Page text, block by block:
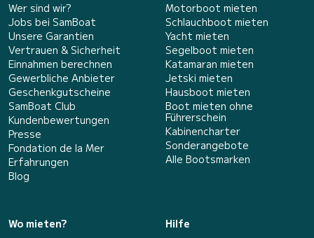
Wer sind wir?
Jobs bei SamBoat
Unsere Garantien
Vertrauen & Sicherheit
Einnahmen berechnen
Gewerbliche Anbieter
Geschenkgutscheine
SamBoat Club
Kundenbewertungen
Presse
Fondation de la Mer
Erfahrungen
Blog
Motorboot mieten
Schlauchboot mieten
Yacht mieten
Segelboot mieten
Katamaran mieten
Jetski mieten
Hausboot mieten
Boot mieten ohne
Führerschein
Kabinencharter
Sonderangebote
Alle Bootsmarken
Wo mieten?
Hilfe